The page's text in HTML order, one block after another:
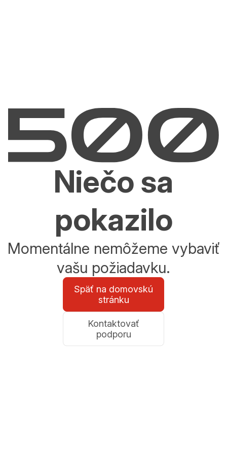
Niečo sa
pokazilo
Momentálne nemôžeme vybaviť
vašu požiadavku.
Späť na domovskú
stránku
Kontaktovať
podporu